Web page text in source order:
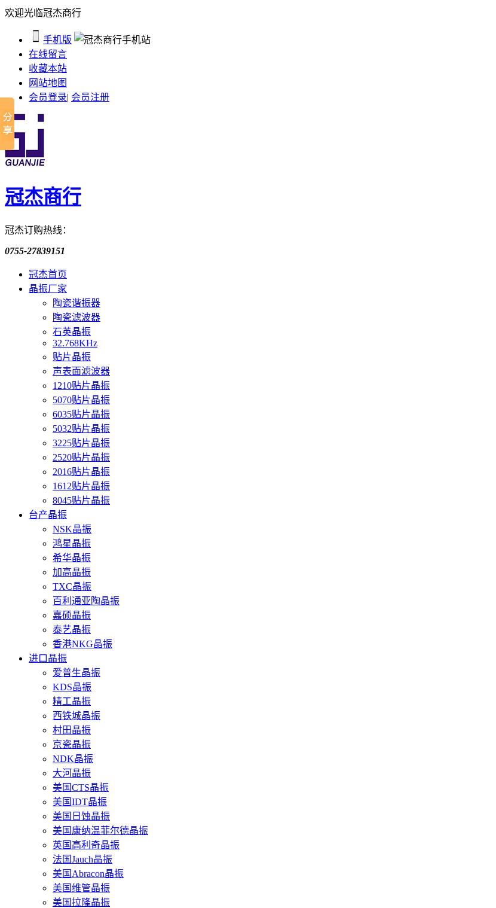
欢迎光临冠杰商行
手机版
在线留言
收藏本站
网站地图
会员登录| 会员注册
冠杰商行
冠杰订购热线：
0755-27839151
冠杰首页
晶振厂家
陶瓷谐振器
陶瓷滤波器
石英晶振
32.768KHz
贴片晶振
声表面滤波器
1210贴片晶振
5070贴片晶振
6035贴片晶振
5032贴片晶振
3225贴片晶振
2520贴片晶振
2016贴片晶振
1612贴片晶振
8045贴片晶振
台产晶振
NSK晶振
鸿星晶振
希华晶振
加高晶振
TXC晶振
百利通亚陶晶振
嘉硕晶振
泰艺晶振
香港NKG晶振
进口晶振
爱普生晶振
KDS晶振
精工晶振
西铁城晶振
村田晶振
京瓷晶振
NDK晶振
大河晶振
美国CTS晶振
美国IDT晶振
美国日蚀晶振
美国康纳温菲尔德晶振
英国高利奇晶振
法国Jauch晶振
美国Abracon晶振
美国维管晶振
美国拉隆晶振